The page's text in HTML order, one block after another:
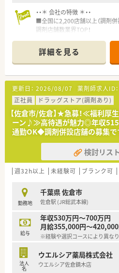
・・＊ 会社の特徴 ＊・・
■全国に2,200店舗以上（調剤
調剤店舗数業界TOP！
頑張り次第で高給与も可能！
■経験や勤務コースによります
半スタートと業界TOP水準！
■職種や職域に合わせ、豊富な
修を用意されています
■薬剤師が中心の会社だから
種多様に用意されています。
■店舗拡大に伴い、エリアマネ
トのポジションも増えます。
■在宅や教育等の専門性を活か
とも可能です。
■その他にも、管理部門や商品
域は多種多様です。
■在宅実施店舗は年々増加して
わる事ができます。
時短勤務ができるよう変更予定
■年間休日が120日とワークラ
■日用品から常備薬まで、従業
たくさんあります！
詳細を見る
更新日： 2026/08/07 薬剤師求人ID：
正社員
ドラッグストア(調剤あり)
【佐倉市/佐倉】★急募！≪福利厚
ーン♪≫高待遇が魅力◎年収
通勤OK◆調剤併設店舗の募集で
検討リス
週32h以上 未経験可 ブランク可
勤務地
千葉県 佐倉市
佐倉駅 (JR総武本線)
給与
年収530万円～700万円
月給355,000円～
※経験や選択コースにより異な
法人
名
ウエルシア薬局株式会社
ウエルシア佐倉鏑木店